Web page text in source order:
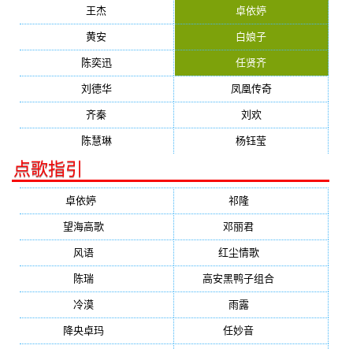
王杰 卓依婷
黄安 白娘子
陈奕迅 任贤齐
刘德华 凤凰传奇
齐秦 刘欢
陈慧琳 杨钰莹
点歌指引
卓依婷 祁隆(647)
望海高歌 邓丽君
风语 红尘情歌(472)
陈瑞 高安黑鸭子组合
冷漠 雨露(350)
降央卓玛 任妙音